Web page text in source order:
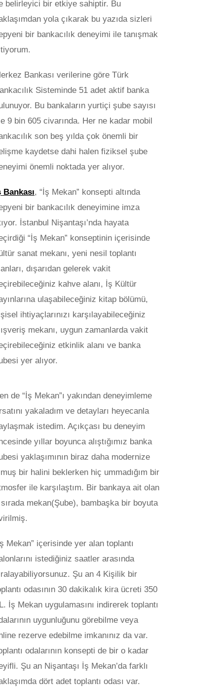
belirleyici bir etkiye sahiptir. Bu
yola çıkarak bu yazıda sizleri
bir bankacılık deneyimi ile tanışmak
Bankası verilerine göre Türk
Sisteminde 51 adet aktif banka
Bu bankaların yurtiçi şube sayısı
9 bin 605 civarında. Her ne kadar mobil
son beş yılda çok önemli bir
kaydetse dahi halen fiziksel şube
önemli noktada yer alıyor.
Bankası, “İş Mekan” konsepti altında
bir bankacılık deneyimine imza
İstanbul Nişantaşı’nda hayata
“İş Mekan” konseptinin içerisinde
sanat mekanı, yeni nesil toplantı
dışarıdan gelerek vakit
kahve alanı, İş Kültür
ulaşabileceğiniz kitap bölümü,
ihtiyaçlarınızı karşılayabileceğiniz
mekanı, uygun zamanlarda vakit
etkinlik alanı ve banka
yer alıyor.
de “İş Mekan”ı yakından deneyimleme
yakaladım ve detayları heyecanla
istedim. Açıkçası bu deneyim
yıllar boyunca alıştığımız banka
yaklaşımının biraz daha modernize
bir halini beklerken hiç ummadığım bir
ile karşılaştım. Bir bankaya ait olan
mekan(Şube), bambaşka bir boyuta
Mekan” içerisinde yer alan toplantı
istediğiniz saatler arasında
Şu an 4 Kişilik bir
odasının 30 dakikalık kira ücreti 350
İş Mekan uygulamasını indirerek toplantı
uygunluğunu görebilme veya
rezerve edebilme imkanınız da var.
odalarının konsepti de bir o kadar
Şu an Nişantaşı İş Mekan’da farklı
dört adet toplantı odası var.